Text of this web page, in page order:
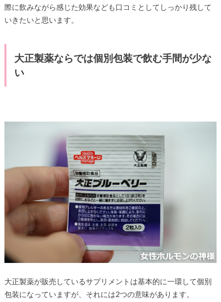
際に飲みながら感じた効果なども口コミとしてしっかり残して
いきたいと思います。
大正製薬ならでは個別包装で飲む手間が少な
い
大正製薬が販売しているサプリメントは基本的に一環して個別
包装になっていますが、それには2つの意味があります。